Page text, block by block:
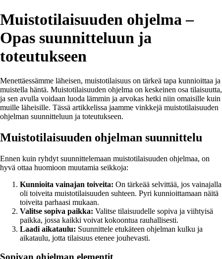
Muistotilaisuuden ohjelma –
Opas suunnitteluun ja
toteutukseen
Menettäessämme läheisen, muistotilaisuus on tärkeä tapa kunnioittaa ja
muistella häntä. Muistotilaisuuden ohjelma on keskeinen osa tilaisuutta,
ja sen avulla voidaan luoda lämmin ja arvokas hetki niin omaisille kuin
muille läheisille. Tässä artikkelissa jaamme vinkkejä muistotilaisuuden
ohjelman suunnitteluun ja toteutukseen.
Muistotilaisuuden ohjelman suunnittelu
Ennen kuin ryhdyt suunnittelemaan muistotilaisuuden ohjelmaa, on
hyvä ottaa huomioon muutamia seikkoja:
Kunnioita vainajan toiveita: On tärkeää selvittää, jos vainajalla
oli toiveita muistotilaisuuden suhteen. Pyri kunnioittamaan näitä
toiveita parhaasi mukaan.
Valitse sopiva paikka: Valitse tilaisuudelle sopiva ja viihtyisä
paikka, jossa kaikki voivat kokoontua rauhallisesti.
Laadi aikataulu: Suunnittele etukäteen ohjelman kulku ja
aikataulu, jotta tilaisuus etenee jouhevasti.